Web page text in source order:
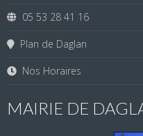
05 53 28 41 16
Plan de Daglan
Nos Horaires
MAIRIE DE